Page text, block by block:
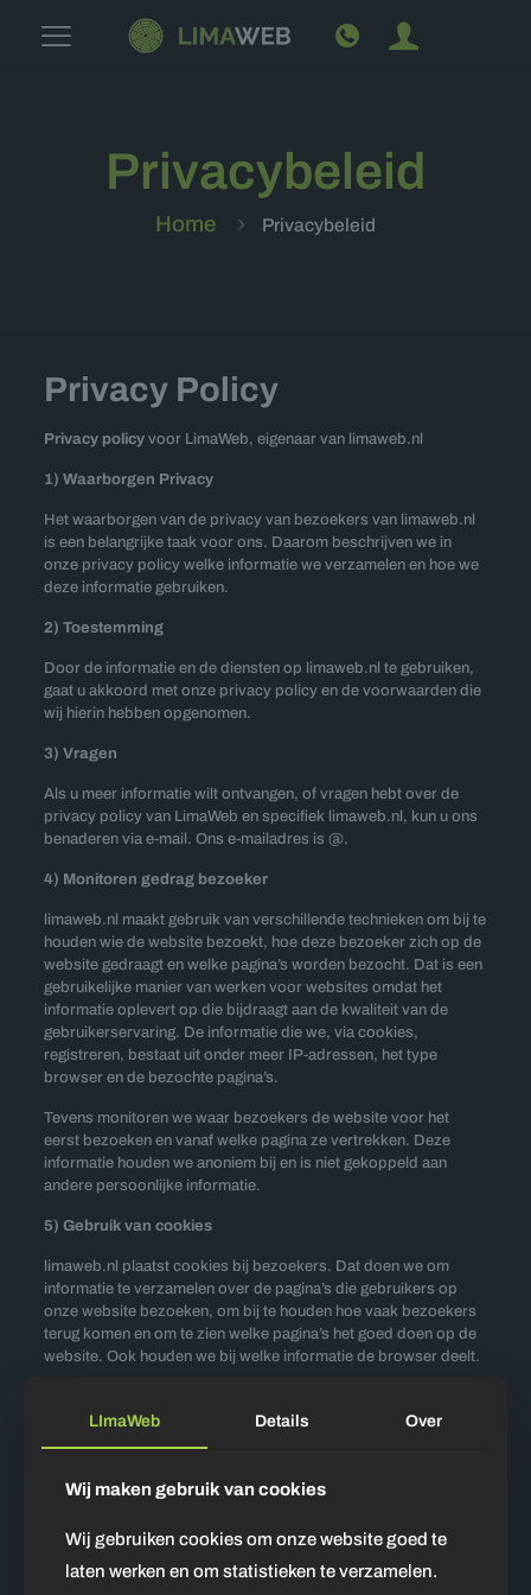
Privacybeleid
Home Privacybeleid
Privacy Policy
Privacy policyvoor LimaWeb, eigenaar van limaweb.nl
1) Waarborgen Privacy
Het waarborgen van de privacy van bezoekers van limaweb.nl
is een belangrijke taak voor ons. Daarom beschrijven we in
onze privacy policy welke informatie we verzamelen en hoe we
deze informatie gebruiken.
2) Toestemming
Door de informatie en de diensten op limaweb.nl te gebruiken,
gaat u akkoord met onze privacy policy en de voorwaarden die
wij hierin hebben opgenomen.
3) Vragen
Als u meer informatie wilt ontvangen, of vragen hebt over de
privacy policy van LimaWeb en specifiek limaweb.nl, kun u ons
benaderen via e-mail. Ons e-mailadres is @.
4) Monitoren gedrag bezoeker
limaweb.nl maakt gebruik van verschillende technieken om bij te
houden wie de website bezoekt, hoe deze bezoeker zich op de
website gedraagt en welke pagina’s worden bezocht. Dat is een
gebruikelijke manier van werken voor websites omdat het
informatie oplevert op die bijdraagt aan de kwaliteit van de
gebruikerservaring. De informatie die we, via cookies,
registreren, bestaat uit onder meer IP-adressen, het type
browser en de bezochte pagina’s.
Tevens monitoren we waar bezoekers de website voor het
eerst bezoeken en vanaf welke pagina ze vertrekken. Deze
informatie houden we anoniem bij en is niet gekoppeld aan
andere persoonlijke informatie.
5) Gebruik van cookies
limaweb.nl plaatst cookies bij bezoekers. Dat doen we om
informatie te verzamelen over de pagina’s die gebruikers op
onze website bezoeken, om bij te houden hoe vaak bezoekers
terug komen en om te zien welke pagina’s het goed doen op de
website. Ook houden we bij welke informatie de browser deelt.
vindt meer informatie over deze mogelijkheden op de website
7) Cookies van derde partijen
LImaWeb Details Over
Wij maken gebruik van cookies
Wij gebruiken cookies om onze website goed te
laten werken en om statistieken te verzamelen.